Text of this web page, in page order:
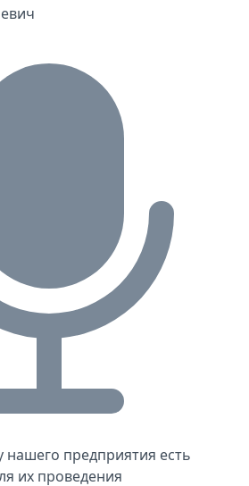
предприятия есть
их проведения